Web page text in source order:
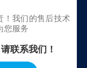
！我们的售后技术
您服务
联系我们！